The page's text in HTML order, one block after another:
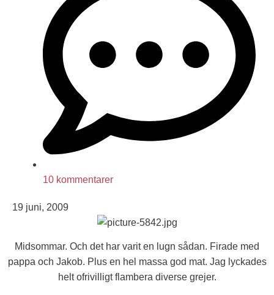
10 kommentarer
19 juni, 2009
Midsommar. Och det har varit en lugn sådan. Firade med
pappa och Jakob. Plus en hel massa god mat. Jag lyckades
helt ofrivilligt flambera diverse grejer.